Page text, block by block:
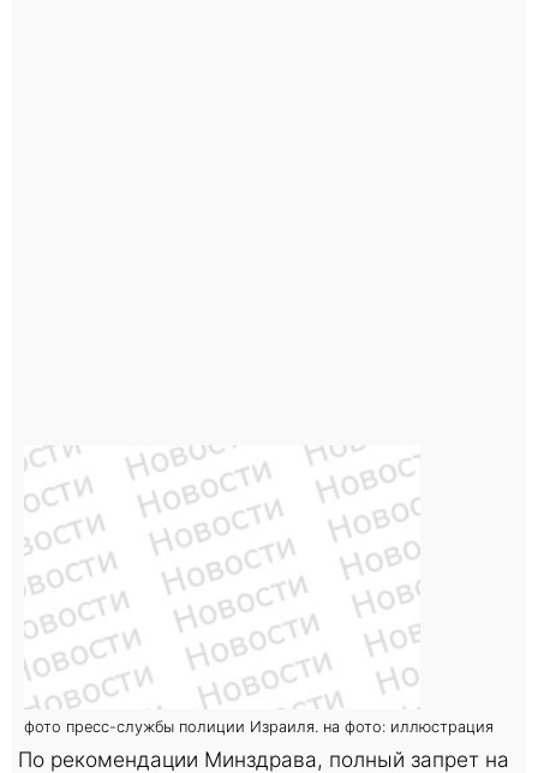
фото пресс-службы полиции Израиля. на фото: иллюстрация
По рекомендации Минздрава, полный запрет на